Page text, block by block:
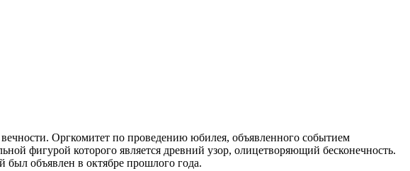
Оргкомитет по проведению юбилея, объявленного событием
фигурой которого является древний узор, олицетворяющий бесконечность.
был объявлен в октябре прошлого года.